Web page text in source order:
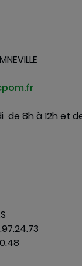
8h à 12h et